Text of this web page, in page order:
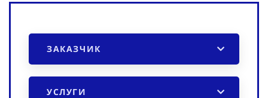
ЗАКАЗЧИК
УСЛУГИ